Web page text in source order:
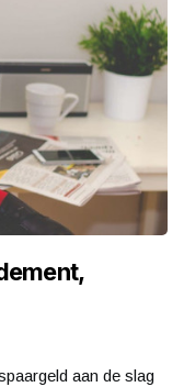
aan de slag